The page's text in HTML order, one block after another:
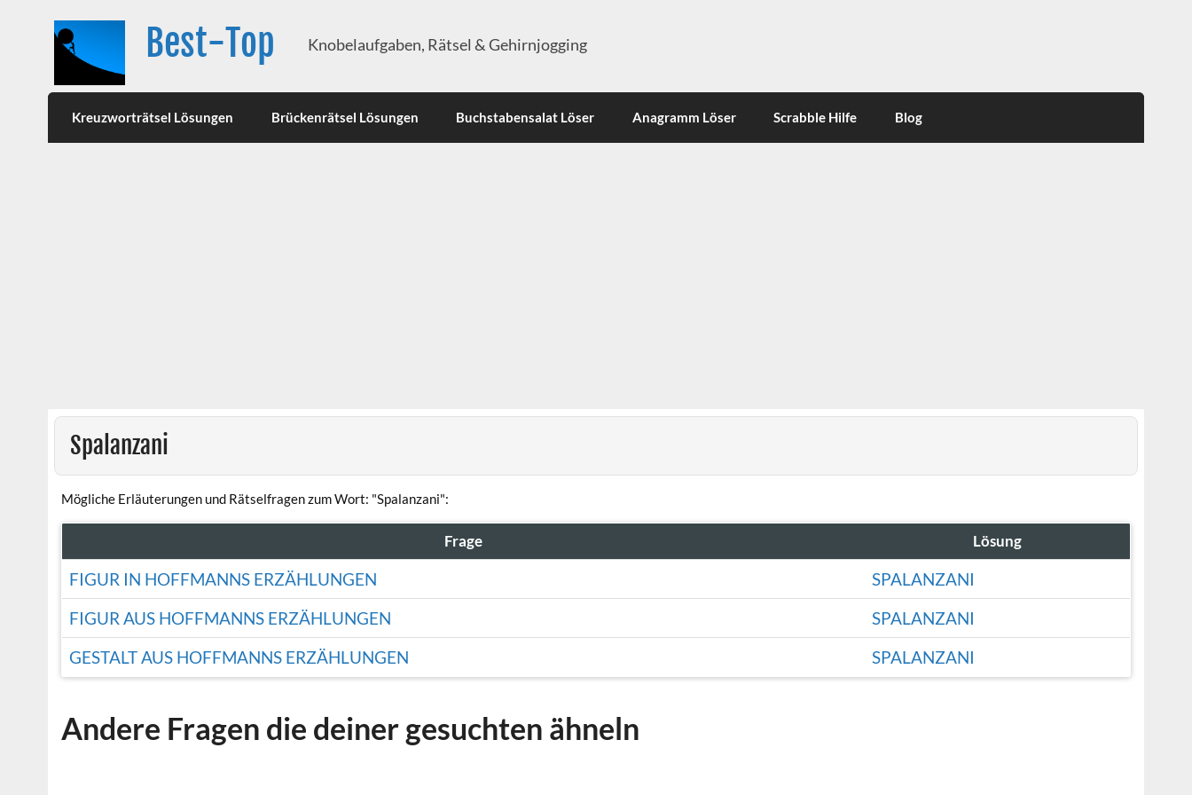
Best-Top Knobelaufgaben, Rätsel & Gehirnjogging
Kreuzworträtsel Lösungen Brückenrätsel Lösungen Buchstabensalat Löser Anagramm Löser Scrabble Hilfe Blog
Spalanzani
Mögliche Erläuterungen und Rätselfragen zum Wort: "Spalanzani":
Frage Lösung
FIGUR IN HOFFMANNS ERZÄHLUNGEN
SPALANZANI
FIGUR AUS HOFFMANNS ERZÄHLUNGEN
SPALANZANI
GESTALT AUS HOFFMANNS ERZÄHLUNGEN
SPALANZANI
Andere Fragen die deiner gesuchten ähneln